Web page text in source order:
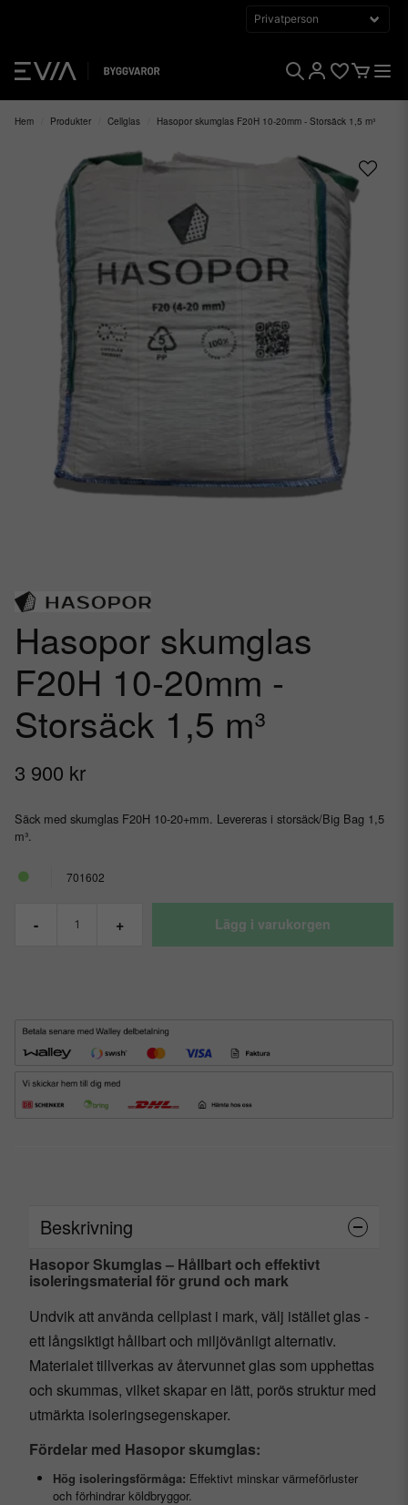
Hem Produkter Cellglas Hasopor skumglas F20H 10-20mm - Storsäck 1,5 m³
Hasopor skumglas
F20H 10-20mm -
Storsäck 1,5 m³
3 900 kr
Säck med skumglas F20H 10-20+mm. Levereras i storsäck/Big Bag 1,5
m³.
701602
- + Lägg i varukorgen
Beskrivning
Hasopor Skumglas – Hållbart och effektivt
isoleringsmaterial för grund och mark
Undvik att använda cellplast i mark, välj istället glas -
ett långsiktigt hållbart och miljövänligt alternativ.
Materialet tillverkas av återvunnet glas som upphettas
och skummas, vilket skapar en lätt, porös struktur med
utmärkta isoleringsegenskaper.
Fördelar med Hasopor skumglas:
Hög isoleringsförmåga: Effektivt minskar värmeförluster
och förhindrar köldbryggor.